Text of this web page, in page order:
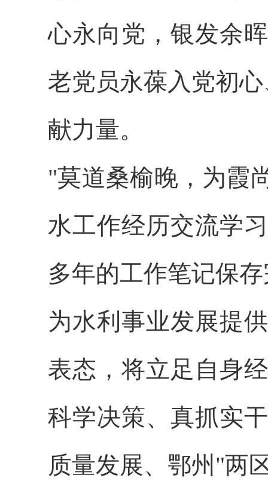
心永向党，银发余
老党员永葆入党初
献力量。
"莫道桑榆晚，为霞
水工作经历交流学
多年的工作笔记保
为水利事业发展提
表态，将立足自身
科学决策、真抓实
质量发展、鄂州 "两